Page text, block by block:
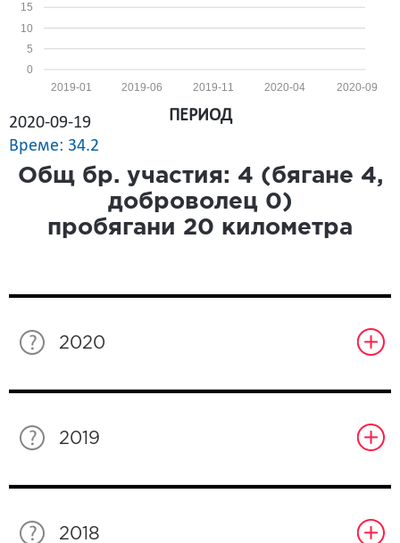
0
5
10
15
2020-09
2020-04
2019-11
2019-06
2019-01
2020-09-19
Време: 34.2
ПЕРИОД
Общ бр. участия: 4 (бягане 4,
доброволец 0)
пробягани 20 километра
2020
2019
2018